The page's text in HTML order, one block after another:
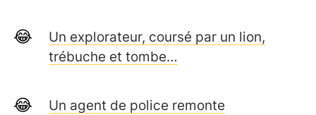
Un explorateur, coursé par un lion,
trébuche et tombe…
Un agent de police remonte